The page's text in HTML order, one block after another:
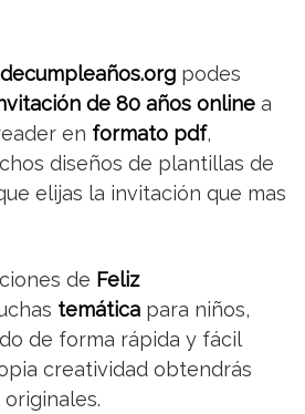
podes
de 80 años online a
en formato pdf,
diseños de plantillas de
elijas la invitación que mas
de Feliz
temática para niños,
de forma rápida y fácil
creatividad obtendrás